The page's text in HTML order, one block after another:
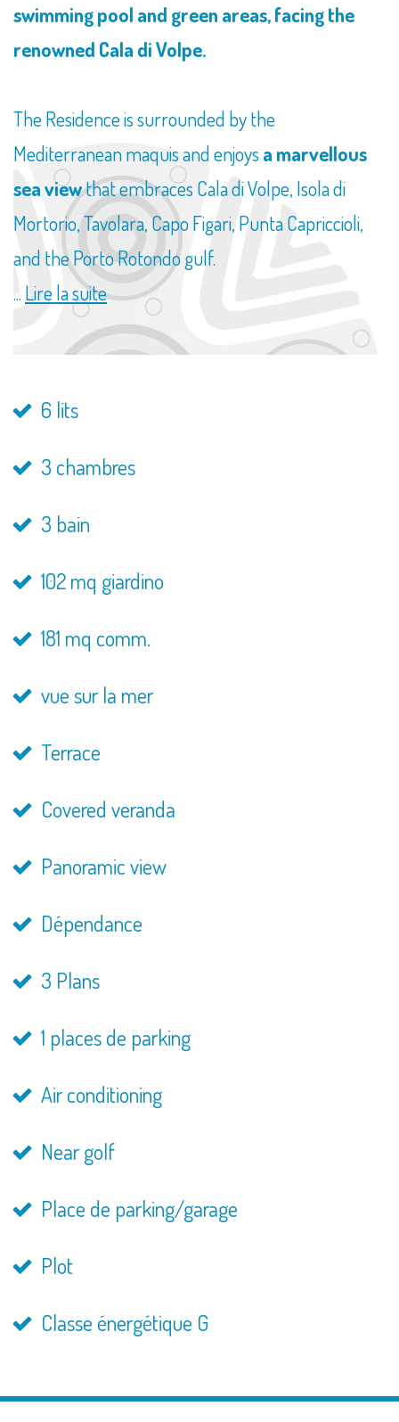
swimming pool and green areas, facing the
renowned Cala di Volpe.
The Residence is surrounded by the
Mediterranean maquis and enjoys a marvellous
sea viewthat embraces Cala di Volpe, Isola di
Mortorio, Tavolara, Capo Figari, Punta Capriccioli,
and the Porto Rotondo gulf.
... Lire la suite
6 lits
3 chambres
3 bain
102 mq giardino
181 mq comm.
vue sur la mer
Terrace
Covered veranda
Panoramic view
Dépendance
3 Plans
1 places de parking
Air conditioning
Near golf
Place de parking/garage
Plot
Classe énergétique G